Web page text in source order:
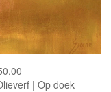
| Op doek